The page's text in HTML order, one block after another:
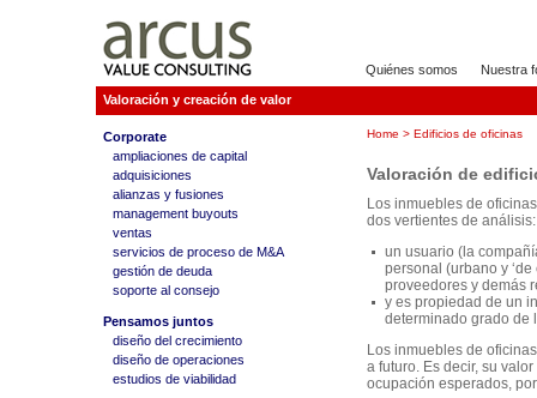
Quiénes somos Nuestra
Valoración y creación de valor
Corporate
ampliaciones de capital
adquisiciones
alianzas y fusiones
management buyouts
ventas
servicios de proceso de M&A
gestión de deuda
soporte al consejo
Pensamos juntos
diseño del crecimiento
diseño de operaciones
estudios de viabilidad
Home > Edificios de oficinas
Valoración de
Los inmuebles de
dos vertientes de análisis:
un usuario (la
personal (urbano y
proveedores y demás
y es propiedad de un
determinado grado de
Los inmuebles de
a futuro. Es decir, su
ocupación esperados,